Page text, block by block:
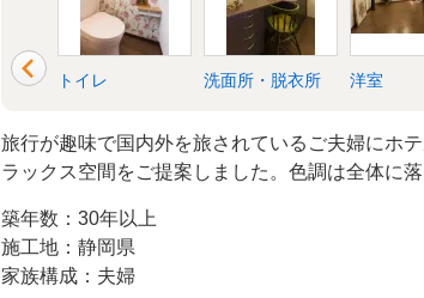
トイレ 洗面所・脱衣所 洋室
旅行が趣味で国内外を旅されているご夫婦にホ
ラックス空間をご提案しました。色調は全体に
に変えることができます。TVボードを造作した
だわりのオーディオセットもジャストサイズです
ました。
築年数：30年以上
施工地：静岡県
家族構成：夫婦